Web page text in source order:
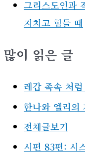
마태복음 16장
이란?
웨스트민스터
‘기억하라’는
그리스도인과
지치고 힘들 때
많이 읽은 글